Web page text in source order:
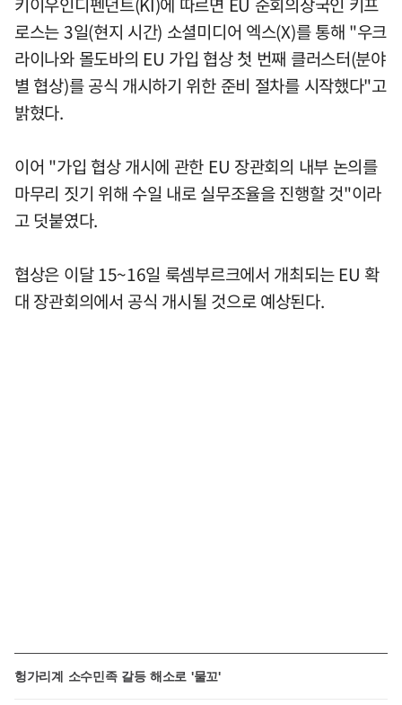
로스는 3일(현지 시간) 소셜미디어 엑스(X)를 통해 "우크
라이나와 몰도바의 EU 가입 협상 첫 번째 클러스터(분야
별 협상)를 공식 개시하기 위한 준비 절차를 시작했다"고
밝혔다.
이어 "가입 협상 개시에 관한 EU 장관회의 내부 논의를
마무리 짓기 위해 수일 내로 실무조율을 진행할 것"이라
고 덧붙였다.
협상은 이달 15~16일 룩셈부르크에서 개최되는 EU 확
대 장관회의에서 공식 개시될 것으로 예상된다.
헝가리계 소수민족 갈등 해소로 '물꼬'